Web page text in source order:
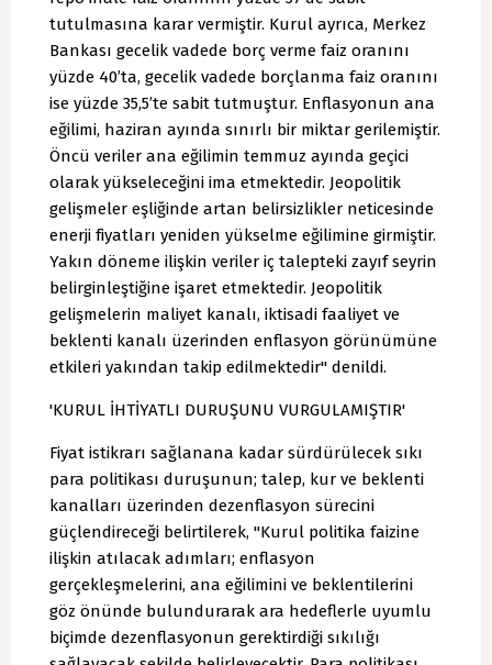
tutulmasına karar vermiştir. Kurul ayrıca, Merkez
Bankası gecelik vadede borç verme faiz oranını
yüzde 40’ta, gecelik vadede borçlanma faiz oranını
ise yüzde 35,5’te sabit tutmuştur. Enflasyonun ana
eğilimi, haziran ayında sınırlı bir miktar gerilemiştir.
Öncü veriler ana eğilimin temmuz ayında geçici
olarak yükseleceğini ima etmektedir. Jeopolitik
gelişmeler eşliğinde artan belirsizlikler neticesinde
enerji fiyatları yeniden yükselme eğilimine girmiştir.
Yakın döneme ilişkin veriler iç talepteki zayıf seyrin
belirginleştiğine işaret etmektedir. Jeopolitik
gelişmelerin maliyet kanalı, iktisadi faaliyet ve
beklenti kanalı üzerinden enflasyon görünümüne
etkileri yakından takip edilmektedir" denildi.
'KURUL İHTİYATLI DURUŞUNU VURGULAMIŞTIR'
Fiyat istikrarı sağlanana kadar sürdürülecek sıkı
para politikası duruşunun; talep, kur ve beklenti
kanalları üzerinden dezenflasyon sürecini
güçlendireceği belirtilerek, "Kurul politika faizine
ilişkin atılacak adımları; enflasyon
gerçekleşmelerini, ana eğilimini ve beklentilerini
göz önünde bulundurarak ara hedeflerle uyumlu
biçimde dezenflasyonun gerektirdiği sıkılığı